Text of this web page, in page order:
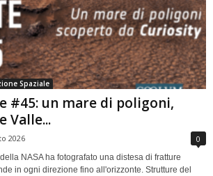
Spaziale
#45: un mare di poligoni,
Valle...
2026 0
NASA ha fotografato una distesa di fratture
in ogni direzione fino all'orizzonte. Strutture del